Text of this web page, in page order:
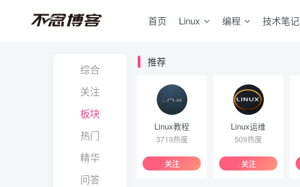
首页 Linux 编程 技术笔记
综合
关注
板块
热门
精华
问答
推荐
Linux教程
3719热度
关注
Linux运维
509热度
关注